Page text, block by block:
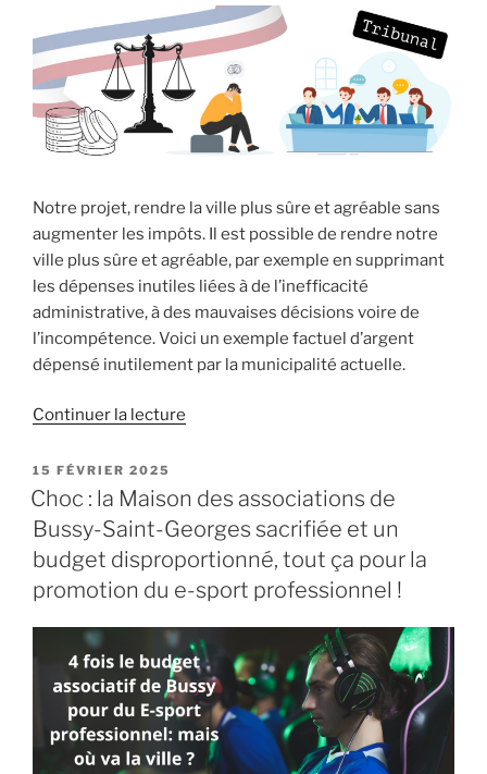
Bussy-
Saint-
Georges
s’enlise
dans
au
détriment
des
habitants
et
des
autres
dans
de
vie
! »
Notre projet, rendre la ville plus sûre et agréable sans
augmenter les impôts. Il est possible de rendre notre
ville plus sûre et agréable, par exemple en supprimant
les dépenses inutiles liées à de l’inefficacité
administrative, à des mauvaises décisions voire de
l’incompétence. Voici un exemple factuel d’argent
dépensé inutilement par la municipalité actuelle.
Continuer la lecture
paye
mauvaises
décisions,
nous
payons
pour
des
mauvaises
décisions »
PUBLIÉ
LE
15 FÉVRIER 2025
Choc : la Maison des associations de
Bussy-Saint-Georges sacrifiée et un
budget disproportionné, tout ça pour la
promotion du e-sport professionnel !